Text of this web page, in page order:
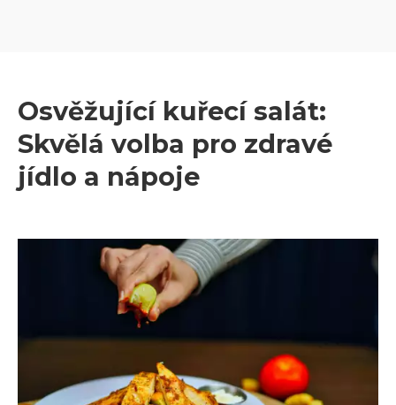
Osvěžující kuřecí salát:
Skvělá volba pro zdravé
jídlo a nápoje